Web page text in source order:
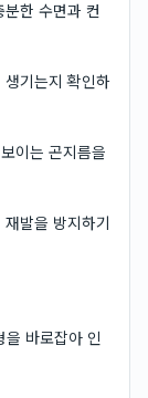
한 수면과 컨
기는지 확인하
이는 곤지름을
발을 방지하기
을 바로잡아 인